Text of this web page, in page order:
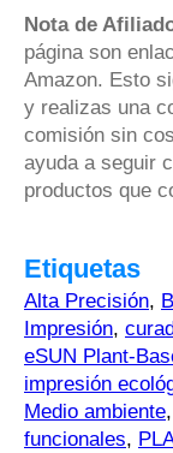
Nota de
página son
Amazon. Esto
y realizas una
comisión sin
ayuda a seguir
productos que
Etiquetas
Alta Precisión,
Impresión,
eSUN Plant-
impresión
Medio ambiente,
funcionales,